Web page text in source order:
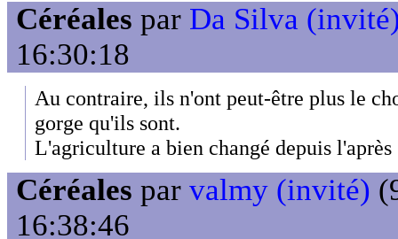
Céréales par Da Silva
16:30:18
Au contraire, ils n'ont peut-être plus le
gorge qu'ils sont.
L'agriculture a bien changé depuis l'après
Céréales par valmy (invité)
16:38:46